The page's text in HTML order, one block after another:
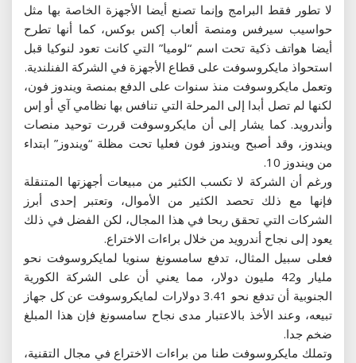
لا تطور فقط البرامج وإنما تصنع أيضا الأجهزة الخاصة بها مثل
حواسيب سيرفس ومنصة ألعاب إكس بوكس، كما أنها تطرح
أيضا هواتف ذكية تحت اسم “لوميا” التي كانت تعود لنوكيا قبل
استحواذ مايكروسوفت على قطاع الأجهزة في الشركة الفنلندية.
وتعمل مايكروسوفت منذ سنوات على الدفع بمنصة ويندوز فون،
لكنها لم تصل أبدا إلى المرحلة التي تنافس بها نظامي آي أو إس
وأندرويد. كما يشار إلى أن مايكروسوفت قررت توحيد منصات
ويندوز، وقد أصبح ويندوز فون فعليا تحت مظلة “ويندوز” ابتداء
من ويندوز 10.
ورغم أن الشركة لا تكسب الكثير من مبيعات أجهزتها المتنقلة
فإنها مع ذلك تحصد الكثير من الأموال، وتعتبر إحدى أبرز
الشركات التي تحقق ربحا في هذا المجال، لكن الفضل في ذلك
يعود إلى نجاح أندرويد من خلال براءات الاختراع.
فعلى سبيل المثال، تدفع سامسونغ سنويا لمايكروسوفت نحو
مليار و42 مليون دولار، مما يعني أن على الشركة الكورية
الجنوبية أن تدفع نحو 3.41 دولارات لمايكروسوفت عن كل جهاز
تبيعه، وعند الأخذ بالاعتبار مدى نجاح سامسونغ فإن هذا المبلغ
ضخم جدا.
وتملك مايكروسوفت طنا من براءات الاختراع في مجال التقنية،